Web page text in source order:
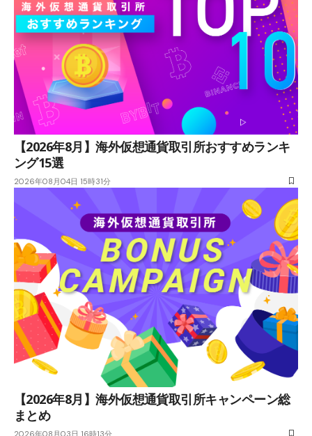
【2026年8月】海外仮想通貨取引所おすすめランキ
ング15選
2026年08月04日 15時31分
【2026年8月】海外仮想通貨取引所キャンペーン総
まとめ
2026年08月03日 16時13分